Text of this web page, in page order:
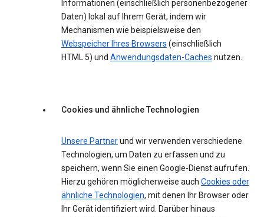
Informationen (einschließlich personenbezogener
Daten) lokal auf Ihrem Gerät, indem wir
Mechanismen wie beispielsweise den
Webspeicher Ihres Browsers (einschließlich
HTML 5) und Anwendungsdaten-Caches nutzen.
Cookies und ähnliche Technologien
Unsere Partnerund wir verwenden verschiedene
Technologien, um Daten zu erfassen und zu
speichern, wenn Sie einen Google-Dienst aufrufen.
Hierzu gehören möglicherweise auch Cookies oder
ähnliche Technologien, mit denen Ihr Browser oder
Ihr Gerät identifiziert wird. Darüber hinaus